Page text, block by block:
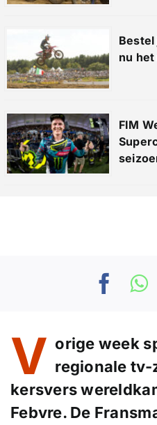
Bestel
nu het
FIM
V orige week
regionale tv-
kersvers
Febvre. De